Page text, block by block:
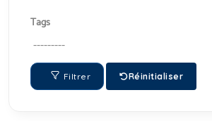
Tags
Filtrer Réinitialiser